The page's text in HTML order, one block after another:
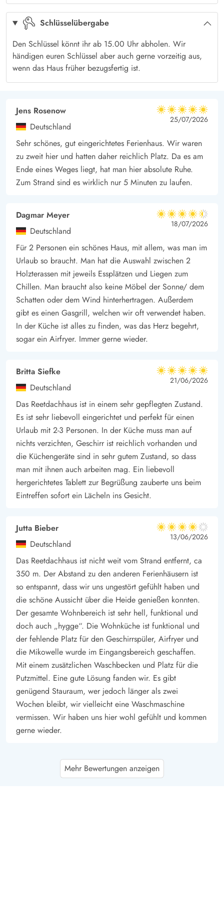
Schlüsselübergabe
Den Schlüssel könnt ihr ab 15.00 Uhr abholen. Wir
händigen euren Schlüssel aber auch gerne vorzeitig aus,
wenn das Haus früher bezugsfertig ist.
Jens Rosenow
Deutschland
5 von 5
5 von 5
5 out of 5
25/07/2026
Sehr schönes, gut eingerichtetes Ferienhaus. Wir waren
zu zweit hier und hatten daher reichlich Platz. Da es am
Ende eines Weges liegt, hat man hier absolute Ruhe.
Zum Strand sind es wirklich nur 5 Minuten zu laufen.
Dagmar Meyer
Deutschland
4.5 von 5
4.5 von 5
4.5 out of 5
18/07/2026
Für 2 Personen ein schönes Haus, mit allem, was man im
Urlaub so braucht. Man hat die Auswahl zwischen 2
Holzterassen mit jeweils Essplätzen und Liegen zum
Chillen. Man braucht also keine Möbel der Sonne/ dem
Schatten oder dem Wind hinterhertragen. Außerdem
gibt es einen Gasgrill, welchen wir oft verwendet haben.
In der Küche ist alles zu finden, was das Herz begehrt,
sogar ein Airfryer. Immer gerne wieder.
Britta Siefke
Deutschland
5 von 5
5 von 5
5 out of 5
21/06/2026
Das Reetdachhaus ist in einem sehr gepflegten Zustand.
Es ist sehr liebevoll eingerichtet und perfekt für einen
Urlaub mit 2-3 Personen. In der Küche muss man auf
nichts verzichten, Geschirr ist reichlich vorhanden und
die Küchengeräte sind in sehr gutem Zustand, so dass
man mit ihnen auch arbeiten mag. Ein liebevoll
hergerichtetes Tablett zur Begrüßung zauberte uns beim
Eintreffen sofort ein Lächeln ins Gesicht.
Jutta Bieber
Deutschland
4 von 5
4 von 5
4 out of 5
13/06/2026
Das Reetdachhaus ist nicht weit vom Strand entfernt, ca
350 m. Der Abstand zu den anderen Ferienhäusern ist
so entspannt, dass wir uns ungestört gefühlt haben und
die schöne Aussicht über die Heide genießen konnten.
Der gesamte Wohnbereich ist sehr hell, funktional und
doch auch „hygge“. Die Wohnküche ist funktional und
der fehlende Platz für den Geschirrspüler, Airfryer und
die Mikowelle wurde im Eingangsbereich geschaffen.
Mit einem zusätzlichen Waschbecken und Platz für die
Putzmittel. Eine gute Lösung fanden wir. Es gibt
genügend Stauraum, wer jedoch länger als zwei
Wochen bleibt, wir vielleicht eine Waschmaschine
vermissen. Wir haben uns hier wohl gefühlt und kommen
gerne wieder.
Luise Madetzky
Deutschland
4.5 von 5
4.5 out of 5
Mehr Bewertungen anzeigen